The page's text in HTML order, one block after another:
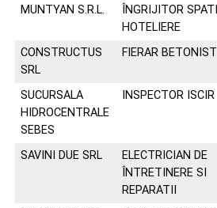
MUNTYAN S.R.L.
ÎNGRIJITOR SPATII
HOTELIERE
CONSTRUCTUS
SRL
FIERAR BETONIST
SUCURSALA
HIDROCENTRALE
SEBES
INSPECTOR ISCIR
SAVINI DUE SRL
ELECTRICIAN DE
ÎNTRETINERE SI
REPARATII